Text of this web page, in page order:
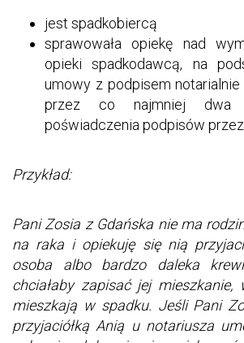
jest spadkobiercą
sprawowała opiekę nad
opieki spadkodawcą, na
umowy z podpisem
przez co najmniej
poświadczenia podpisów
Przykład:
Pani Zosia z Gdańska nie ma
na raka i opiekuję się nią
osoba albo bardzo daleka
chciałaby zapisać jej
mieszkają w spadku. Jeśli Pani
przyjaciółką Anią u notariusza